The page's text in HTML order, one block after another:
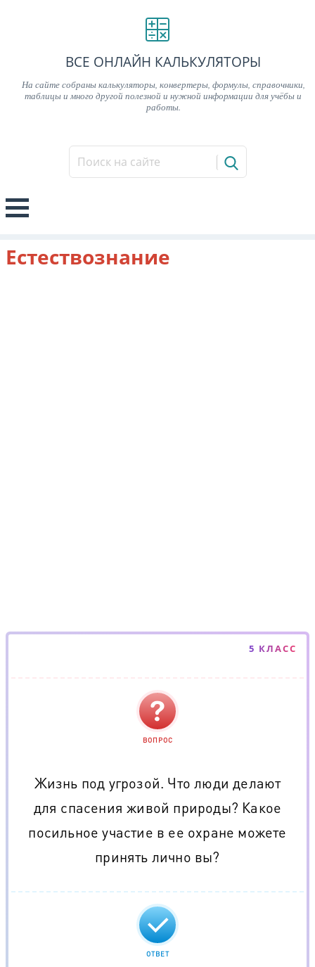
ВСЕ ОНЛАЙН КАЛЬКУЛЯТОРЫ
На сайте собраны калькуляторы, конвертеры, формулы, справочники,
таблицы и много другой полезной и нужной информации для учёбы и
работы.
Естествознание
5 КЛАСС
ВОПРОС
Жизнь под угрозой. Что люди делают
для спасения живой природы? Какое
посильное участие в ее охране можете
принять лично вы?
ОТВЕТ